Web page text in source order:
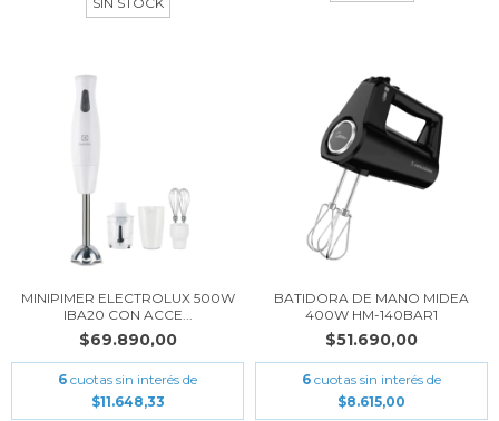
MINIPIMER ELECTROLUX 500W
IBA20 CON ACCE...
$69.890,00
6 cuotas sin interés de
$11.648,33
BATIDORA DE MANO MIDEA
400W HM-140BAR1
$51.690,00
6 cuotas sin interés de
$8.615,00